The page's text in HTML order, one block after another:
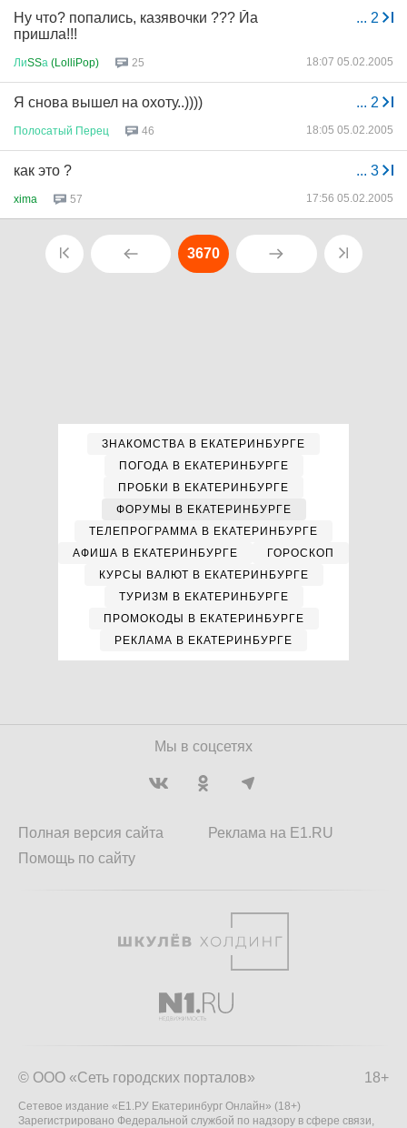
... 2
Ну что? попались, казявочки ??? Йа
пришла!!!
ЛиSSа (LolliPop) 25 18:07 05.02.2005
... 2
Я снова вышел на охоту..))))
Полосатый Перец 46 18:05 05.02.2005
... 3
как это ?
xima 57 17:56 05.02.2005
3670
ЗНАКОМСТВА В ЕКАТЕРИНБУРГЕ
ПОГОДА В ЕКАТЕРИНБУРГЕ
ПРОБКИ В ЕКАТЕРИНБУРГЕ
ФОРУМЫ В ЕКАТЕРИНБУРГЕ
ТЕЛЕПРОГРАММА В ЕКАТЕРИНБУРГЕ
АФИША В ЕКАТЕРИНБУРГЕ
ГОРОСКОП
КУРСЫ ВАЛЮТ В ЕКАТЕРИНБУРГЕ
ТУРИЗМ В ЕКАТЕРИНБУРГЕ
ПРОМОКОДЫ В ЕКАТЕРИНБУРГЕ
РЕКЛАМА В ЕКАТЕРИНБУРГЕ
Мы в соцсетях
Полная версия сайта
Помощь по сайту
Реклама на E1.RU
18+
© ООО «Сеть городских порталов»
Сетевое издание «Е1.РУ Екатеринбург Онлайн» (18+)
Зарегистрировано Федеральной службой по надзору в сфере связи,